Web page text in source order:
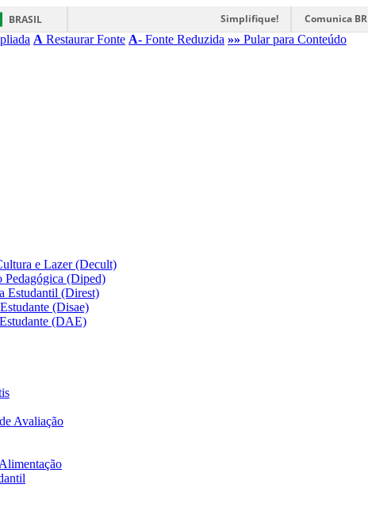
BRASIL Simplifique! Comunica BR
A Restaurar Fonte A- Fonte Reduzida »» Pular para Conteúdo
e Lazer (Decult)
Pedagógica (Diped)
Estudantil (Direst)
(Disae)
(DAE)
Avaliação